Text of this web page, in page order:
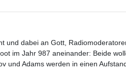
und dabei an Gott,
im Jahr 987 aneinander: Beide
und Adams werden in einen